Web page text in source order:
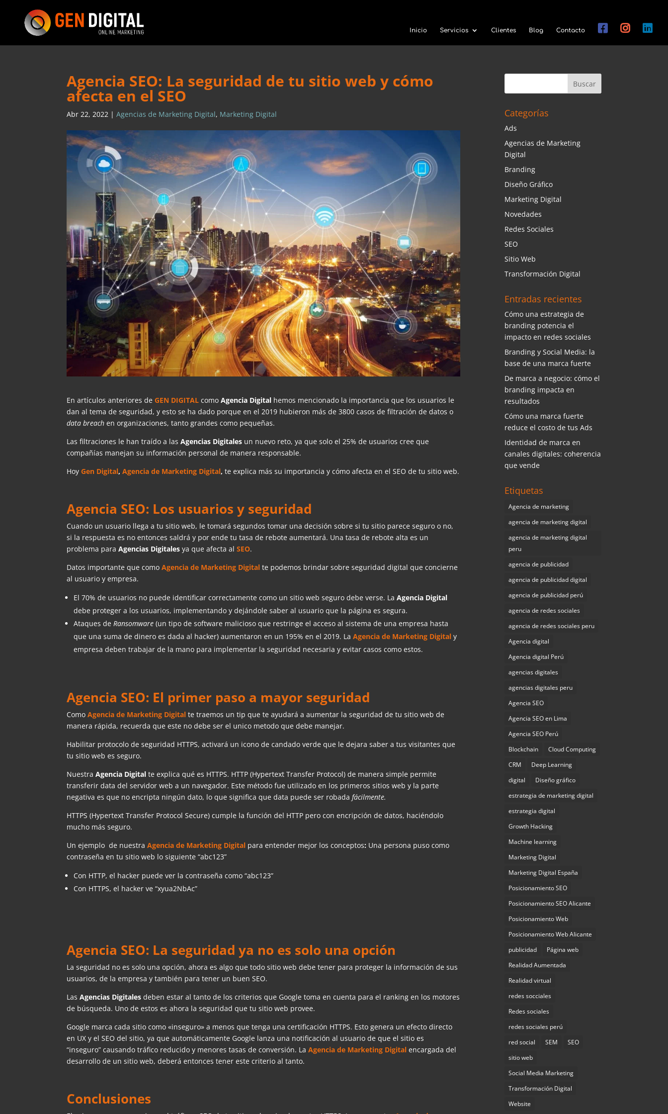
Inicio Servicios Clientes Blog Contacto
Agencia SEO: La seguridad de tu sitio web y cómo
afecta en el SEO
Abr 22, 2022 |Agencias de Marketing Digital, Marketing Digital
En artículos anteriores deGEN DIGITALcomoAgencia Digital hemos mencionado la importancia que los usuarios le
dan al tema de seguridad, y esto se ha dado porque en el 2019 hubieron más de 3800 casos de filtración de datos o
data breachen organizaciones, tanto grandes como pequeñas.
Las filtraciones le han traído a lasAgencias Digitales un nuevo reto, ya que solo el 25% de usuarios cree que
compañías manejan su información personal de manera responsable.
HoyGen Digital,Agencia de Marketing Digital,te explica más su importancia y cómo afecta en el SEO de tu sitio web.
Agencia SEO: Los usuarios y seguridad
Cuando un usuario llega a tu sitio web, le tomará segundos tomar una decisión sobre si tu sitio parece seguro o no,
si la respuesta es no entonces saldrá y por ende tu tasa de rebote aumentará. Una tasa de rebote alta es un
problema paraAgencias Digitalesya que afecta alSEO.
Datos importante que comoAgencia de Marketing Digitalte podemos brindar sobre seguridad digital que concierne
al usuario y empresa.
El 70% de usuarios no puede identificar correctamente como un sitio web seguro debe verse. LaAgencia Digital
debe proteger a los usuarios, implementando y dejándole saber al usuario que la página es segura.
Ataques de Ransomware(un tipo de software malicioso que restringe el acceso al sistema de una empresa hasta
que una suma de dinero es dada al hacker) aumentaron en un 195% en el 2019. LaAgencia de Marketing Digitaly
empresa deben trabajar de la mano para implementar la seguridad necesaria y evitar casos como estos.
Agencia SEO: El primer paso a mayor seguridad
ComoAgencia de Marketing Digitalte traemos un tip que te ayudará a aumentar la seguridad de tu sitio web de
manera rápida, recuerda que este no debe ser el unico metodo que debe manejar.
Habilitar protocolo de seguridad HTTPS, activará un icono de candado verde que le dejara saber a tus visitantes que
tu sitio web es seguro.
NuestraAgencia Digitalte explica qué es HTTPS. HTTP (Hypertext Transfer Protocol) de manera simple permite
transferir data del servidor web a un navegador. Este método fue utilizado en los primeros sitios web y la parte
negativa es que no encripta ningún dato, lo que significa que data puede ser robadafácilmente.
HTTPS (Hypertext Transfer Protocol Secure) cumple la función del HTTP pero con encripción de datos, haciéndolo
mucho más seguro.
Un ejemplo de nuestraAgencia de Marketing Digital para entender mejor los conceptos: Una persona puso como
contraseña en tu sitio web lo siguiente “abc123”
Con HTTP, el hacker puede ver la contraseña como “abc123”
Con HTTPS, el hacker ve “xyua2NbAc”
Agencia SEO: La seguridad ya no es solo una opción
La seguridad no es solo una opción, ahora es algo que todo sitio web debe tener para proteger la información de sus
usuarios, de la empresa y también para tener un buen SEO.
LasAgencias Digitalesdeben estar al tanto de los criterios que Google toma en cuenta para el ranking en los motores
de búsqueda. Uno de estos es ahora la seguridad que tu sitio web provee.
Google marca cada sitio como «inseguro» a menos que tenga una certificación HTTPS. Esto genera un efecto directo
en UX y el SEO del sitio, ya que automáticamente Google lanza una notificación al usuario de que el sitio es
“inseguro” causando tráfico reducido y menores tasas de conversión. LaAgencia de Marketing Digitalencargada del
desarrollo de un sitio web, deberá entonces tener este criterio al tanto.
Conclusiones
Categorías
Ads
Agencias de Marketing
Digital
Branding
Diseño Gráfico
Marketing Digital
Novedades
Redes Sociales
SEO
Sitio Web
Transformación Digital
Entradas recientes
Cómo una estrategia de
branding potencia el
impacto en redes sociales
Branding y Social Media: la
base de una marca fuerte
De marca a negocio: cómo el
branding impacta en
resultados
Cómo una marca fuerte
reduce el costo de tus Ads
Identidad de marca en
canales digitales: coherencia
que vende
Etiquetas
Agencia de marketing
agencia de marketing digital
agencia de marketing digital
peru
agencia de publicidad
agencia de publicidad digital
agencia de publicidad perú
agencia de redes sociales
agencia de redes sociales peru
Agencia digital
Agencia digital Perú
agencias digitales
agencias digitales peru
Agencia SEO
Agencia SEO en Lima
Agencia SEO Perú
Blockchain
Cloud Computing
CRM
Deep Learning
digital
Diseño gráfico
estrategia de marketing digital
estrategia digital
Growth Hacking
Machine learning
Marketing Digital
Marketing Digital España
Posicionamiento SEO
Posicionamiento SEO Alicante
Posicionamiento Web
Posicionamiento Web Alicante
publicidad
Página web
Realidad Aumentada
Realidad virtual
redes socciales
Redes sociales
redes sociales perú
red social
SEM
SEO
sitio web
Social Media Marketing
Transformación Digital
Website